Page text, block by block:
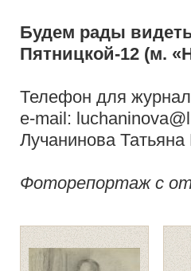
Будем рады
Пятницкой-12 (м.
Телефон для
e-mail:
Лучанинова
Фоторепортаж с